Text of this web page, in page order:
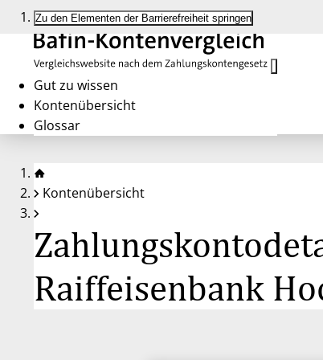
Zu den Elementen der Barrierefreiheit springen
Gut zu wissen
Kontenübersicht
Glossar
Kontenübersicht
Raiffeisenbank